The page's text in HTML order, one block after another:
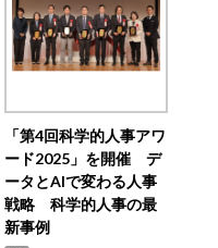
「第4回科学的人事アワ
ード2025」を開催 デ
ータとAIで変わる人事
戦略 科学的人事の最
新事例